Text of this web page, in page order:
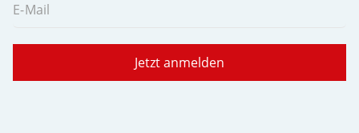
E-Mail
Jetzt anmelden